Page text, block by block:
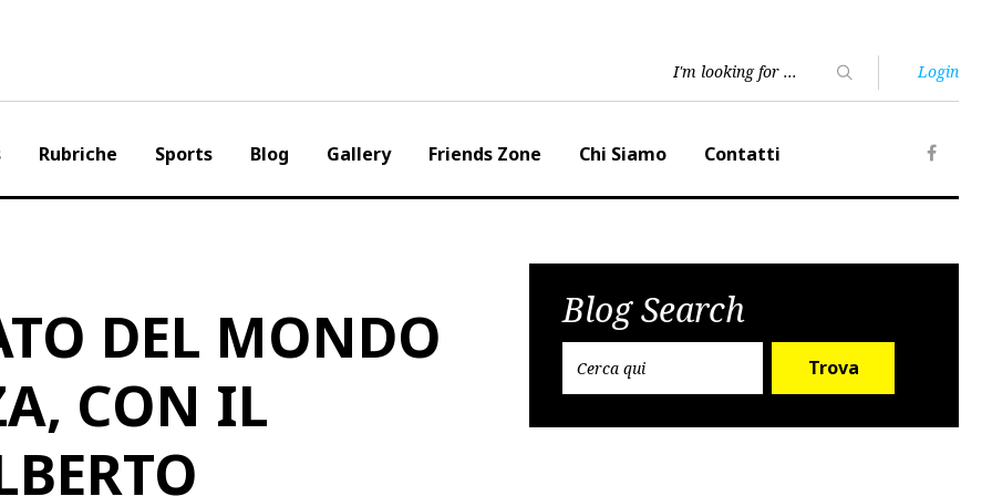
Login
Rubriche Sports Blog Gallery Friends Zone Chi Siamo
Contatti
DEL MONDO
CON IL
Blog Search
Trova